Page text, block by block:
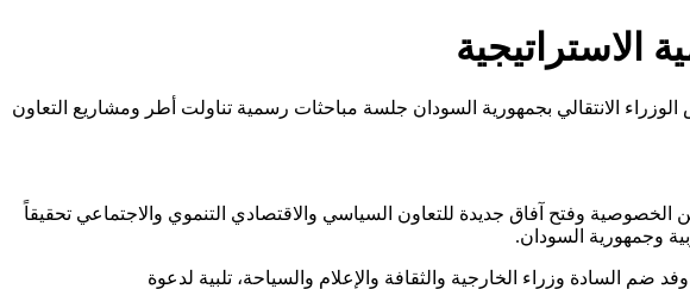
الاستراتيجية
الانتقالي بجمهورية السودان جلسة مباحثات رسمية تناولت أطر ومشاريع التعاون
الخصوصية وفتح آفاق جديدة للتعاون السياسي والاقتصادي التنموي والاجتماعي تحقيقاً
وجمهورية السودان.
السادة وزراء الخارجية والثقافة والإعلام والسياحة، تلبية لدعوة